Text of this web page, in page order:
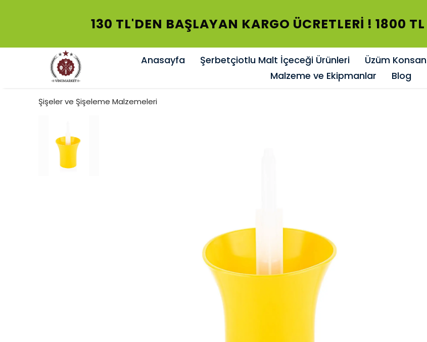
130 TL'DEN BAŞLAYAN KARGO ÜCRETLERİ ! 1800
Anasayfa Şerbetçiotlu Malt İçeceği Ürünleri Üzüm
Malzeme ve Ekipmanlar
Blog
Şişeler ve Şişeleme Malzemeleri